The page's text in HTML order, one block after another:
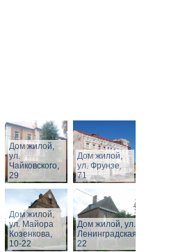
Дом жилой,
ул.
Чайковского,
29
Дом жилой,
ул. Фрунзе,
71
Дом жилой,
ул. Майора
Козенкова,
10-22
Дом жилой, ул.
Ленинградская,
22